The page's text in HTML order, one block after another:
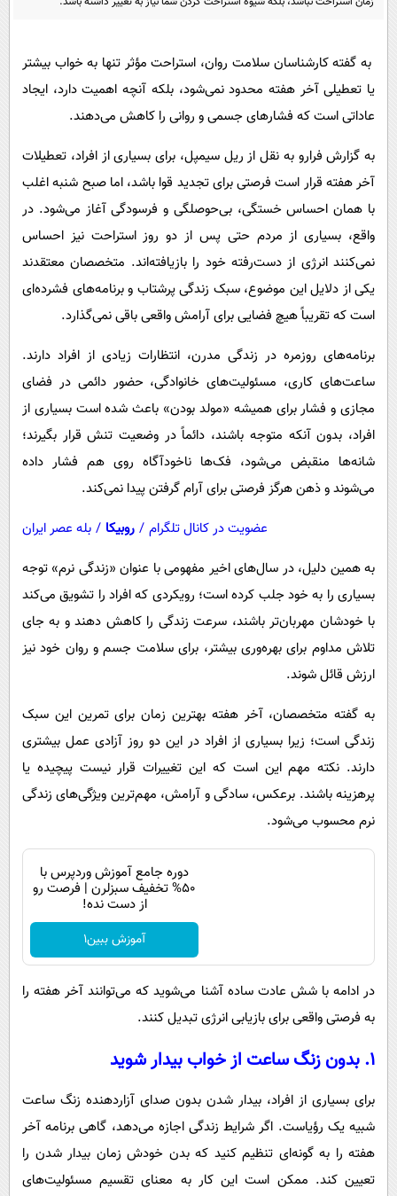
سرگرمی
گوناگون
فرهنگی
بین الملل
اجتماعی
پیامک
آشپزی
به گفته کارشناسان سلامت روان، استراحت مؤثر تنها به خواب بیشتر
یا تعطیلی آخر هفته محدود نمی‌شود، بلکه آنچه اهمیت دارد، ایجاد
عاداتی است که فشارهای جسمی و روانی را کاهش می‌دهند.
به گزارش فرارو به نقل از ریل سیمپل، برای بسیاری از افراد، تعطیلات
آخر هفته قرار است فرصتی برای تجدید قوا باشد، اما صبح شنبه اغلب
با همان احساس خستگی، بی‌حوصلگی و فرسودگی آغاز می‌شود. در
واقع، بسیاری از مردم حتی پس از دو روز استراحت نیز احساس
نمی‌کنند انرژی از دست‌رفته خود را بازیافته‌اند. متخصصان معتقدند
یکی از دلایل این موضوع، سبک زندگی پرشتاب و برنامه‌های فشرده‌ای
است که تقریباً هیچ فضایی برای آرامش واقعی باقی نمی‌گذارد.
برنامه‌های روزمره در زندگی مدرن، انتظارات زیادی از افراد دارند.
ساعت‌های کاری، مسئولیت‌های خانوادگی، حضور دائمی در فضای
مجازی و فشار برای همیشه «مولد بودن» باعث شده است بسیاری از
افراد، بدون آنکه متوجه باشند، دائماً در وضعیت تنش قرار بگیرند؛
شانه‌ها منقبض می‌شود، فک‌ها ناخودآگاه روی هم فشار داده
می‌شوند و ذهن هرگز فرصتی برای آرام گرفتن پیدا نمی‌کند.
عضویت در کانال تلگرام / روبیکا / بله عصر ایران
به همین دلیل، در سال‌های اخیر مفهومی با عنوان «زندگی نرم» توجه
بسیاری را به خود جلب کرده است؛ رویکردی که افراد را تشویق می‌کند
با خودشان مهربان‌تر باشند، سرعت زندگی را کاهش دهند و به جای
تلاش مداوم برای بهره‌وری بیشتر، برای سلامت جسم و روان خود نیز
ارزش قائل شوند.
به گفته متخصصان، آخر هفته بهترین زمان برای تمرین این سبک
زندگی است؛ زیرا بسیاری از افراد در این دو روز آزادی عمل بیشتری
دارند. نکته مهم این است که این تغییرات قرار نیست پیچیده یا
پرهزینه باشند. برعکس، سادگی و آرامش، مهم‌ترین ویژگی‌های زندگی
نرم محسوب می‌شود.
دوره جامع آموزش وردپرس با
۵۰% تخفیف سبزلرن | فرصت رو
از دست نده!
آموزش ببین1
در ادامه با شش عادت ساده آشنا می‌شوید که می‌توانند آخر هفته را
به فرصتی واقعی برای بازیابی انرژی تبدیل کنند.
۱. بدون زنگ ساعت از خواب بیدار شوید
برای بسیاری از افراد، بیدار شدن بدون صدای آزاردهنده زنگ ساعت
شبیه یک رؤیاست. اگر شرایط زندگی اجازه می‌دهد، گاهی برنامه آخر
هفته را به گونه‌ای تنظیم کنید که بدن خودش زمان بیدار شدن را
تعیین کند. ممکن است این کار به معنای تقسیم مسئولیت‌های